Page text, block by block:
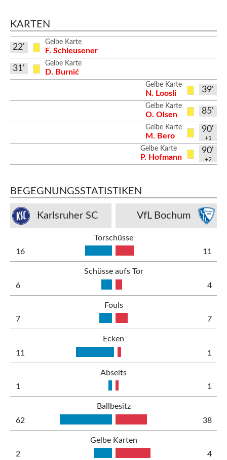
KARTEN
Gelbe Karte
F. Schleusener
22'
Gelbe Karte
D. Burnić
31'
39'
Gelbe Karte
N. Loosli
85'
Gelbe Karte
O. Olsen
90'
+1
Gelbe Karte
M. Bero
90'
+2
Gelbe Karte
P. Hofmann
BEGEGNUNGSSTATISTIKEN
Karlsruher SC VfL Bochum
Torschüsse
16
11
Schüsse aufs Tor
6
4
Fouls
7
7
Ecken
11
1
Abseits
1
1
Ballbesitz
62
38
Gelbe Karten
2
4